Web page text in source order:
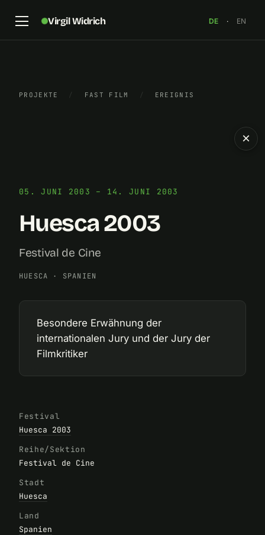
Virgil Widrich DE · EN
PROJEKTE / FAST FILM / EREIGNIS
05. JUNI 2003 – 14. JUNI 2003
Huesca 2003
Festival de Cine
HUESCA · SPANIEN
Besondere Erwähnung der
internationalen Jury und der Jury der
Filmkritiker
Festival
Huesca 2003
Reihe/Sektion
Festival de Cine
Stadt
Huesca
Land
Spanien
×